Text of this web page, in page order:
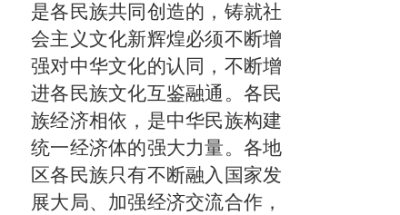
是各民族共同创造的，铸就社
会主义文化新辉煌必须不断增
强对中华文化的认同，不断增
进各民族文化互鉴融通。各民
族经济相依，是中华民族构建
统一经济体的强大力量。各地
区各民族只有不断融入国家发
展大局、加强经济交流合作，